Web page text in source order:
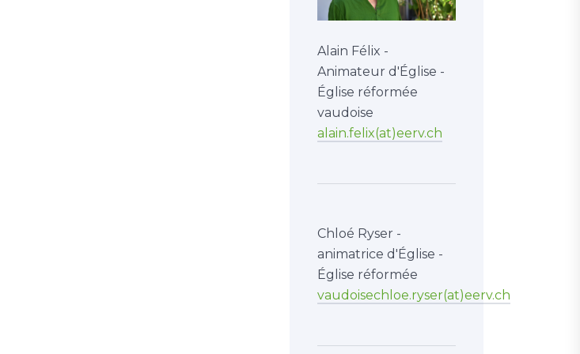
Alain Félix -
Animateur d'Église -
Église réformée
vaudoise
alain.felix(at)eerv.ch
Chloé Ryser -
animatrice d'Église -
Église réformée
vaudoisechloe.ryser(at)eerv.ch